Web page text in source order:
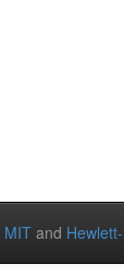
MIT and